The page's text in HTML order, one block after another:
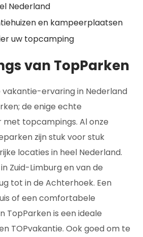
Nederland
en kampeerplaatsen
uw topcamping
van TopParken
vakantie-ervaring in Nederland
de enige echte
topcampings. Al onze
zijn stuk voor stuk
locaties in heel Nederland.
Zuid-Limburg en van de
tot in de Achterhoek. Een
of een comfortabele
TopParken is een ideale
TOPvakantie. Ook goed om te